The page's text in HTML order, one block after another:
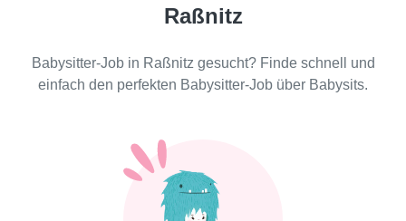
Raßnitz
Babysitter-Job in Raßnitz gesucht? Finde schnell und
einfach den perfekten Babysitter-Job über Babysits.